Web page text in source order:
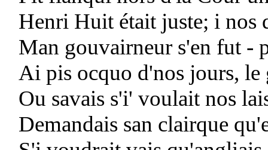
Henri Huit était juste; i nos
Man gouvairneur s'en fut -
Ai pis ocquo d'nos jours,
Ou savais s'i' voulait nos
Demandais san clairque